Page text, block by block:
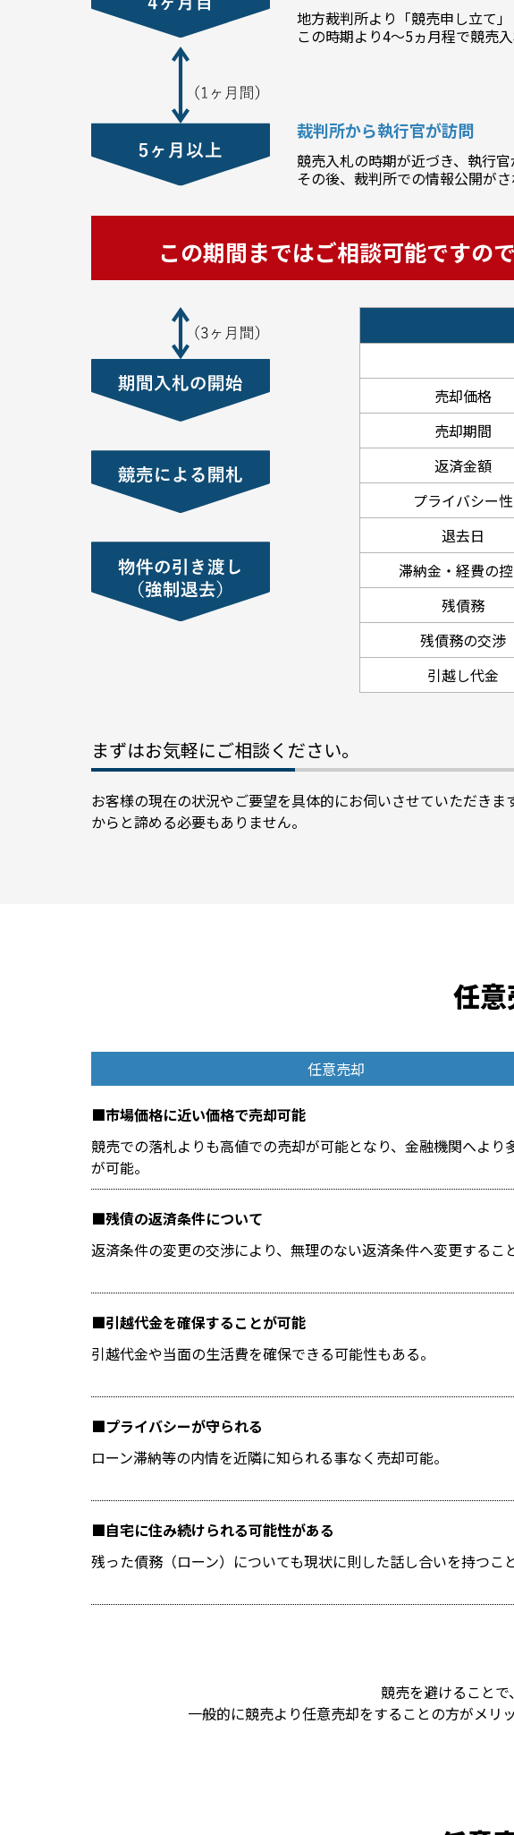
地方裁判所より「競売申し立て
この時期より4～5ヵ月程で競売
裁判所から執行官が訪問
競売入札の時期が近づき、執行
その後、裁判所での情報公開がさ
この期間まではご相談可能ですので
売却価格
売却期間
返済金額
プライバシー性
退去日
滞納金・経費の
残債務
残債務の交渉
引越し代金
まずはお気軽にご相談ください。
お客様の現在の状況やご要望を具体的にお伺いさせていただき
からと諦める必要もありません。
任
任意売却
市場価格に近い価格で売却可能
競売での落札よりも高値での売却が可能となり、金融機関へより
が可能。
残債の返済条件について
返済条件の変更の交渉により、無理のない返済条件へ変更するこ
引越代金を確保することが可能
引越代金や当面の生活費を確保できる可能性もある。
プライバシーが守られる
ローン滞納等の内情を近隣に知られる事なく売却可能。
自宅に住み続けられる可能性がある
残った債務（ローン）についても現状に則した話し合いを持つこ
競売を避けることで
一般的に競売より任意売却をすることの方がメリ